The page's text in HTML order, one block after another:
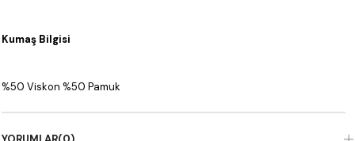
Kumaş Bilgisi
%50 Viskon %50 Pamuk